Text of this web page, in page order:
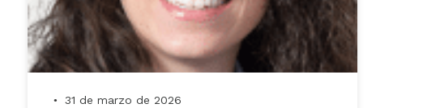
● 31 de marzo de 2026